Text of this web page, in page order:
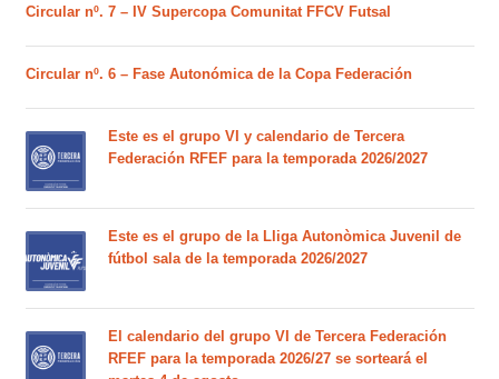
Circular nº. 7 – IV Supercopa Comunitat FFCV Futsal
Circular nº. 6 – Fase Autonómica de la Copa Federación
Este es el grupo VI y calendario de Tercera
Federación RFEF para la temporada 2026/2027
Este es el grupo de la Lliga Autonòmica Juvenil de
fútbol sala de la temporada 2026/2027
El calendario del grupo VI de Tercera Federación
RFEF para la temporada 2026/27 se sorteará el